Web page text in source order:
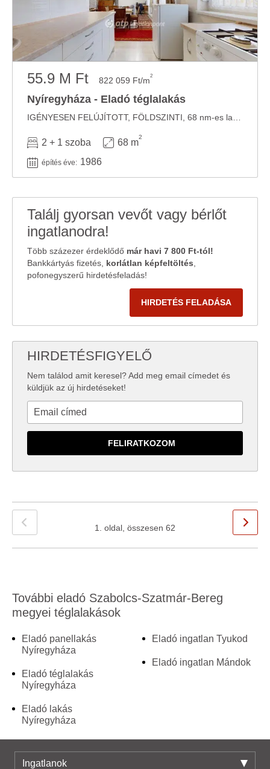
55.9 M Ft 822 059 Ft/m2
Nyíregyháza - Eladó téglalakás
2 + 1 szoba 68 m
2
építés éve: 1986
Találj gyorsan vevőt vagy bérlőt
ingatlanodra!
Több százezer érdeklődő már havi 7 800 Ft-tól!
Bankkártyás fizetés, korlátlan képfeltöltés
pofonegyszerű hirdetésfeladás!
HIRDETÉS FELADÁSA
HIRDETÉSFIGYELŐ
Nem találod amit keresel? Add meg email címedet és
küldjük az új hirdetéseket!
1. oldal, összesen 62
További eladó Szabolcs-Szatmár-Bereg
megyei téglalakások
Eladó panellakás
Nyíregyháza
Eladó téglalakás
Nyíregyháza
Eladó lakás
Nyíregyháza
Eladó ingatlan Tyukod
Eladó ingatlan Mándok
Ingatlanok